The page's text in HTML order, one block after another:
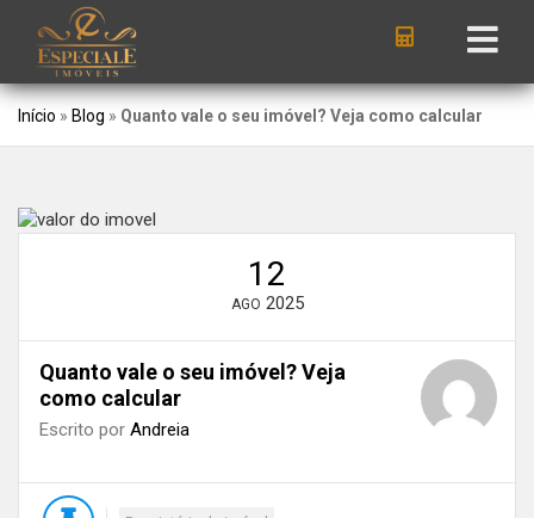
Início » Blog » Quanto vale o seu imóvel? Veja como calcular
12
AGO 2025
Quanto vale o seu imóvel? Veja
como calcular
Escrito por Andreia